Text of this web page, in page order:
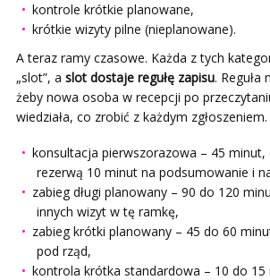
kontrole krótkie planowane,
krótkie wizyty pilne (nieplanowane).
A teraz ramy czasowe. Każda z tych
„slot”, a slot dostaje regułę zapisu. Reguła
żeby nowa osoba w recepcji po
wiedziała, co zrobić z każdym zgłoszeniem.
konsultacja pierwszorazowa – 45
rezerwą 10 minut na podsumowanie i
zabieg długi planowany – 90 do 120
innych wizyt w tę ramkę,
zabieg krótki planowany – 45 do 60
pod rząd,
kontrola krótka standardowa – 10 do 15